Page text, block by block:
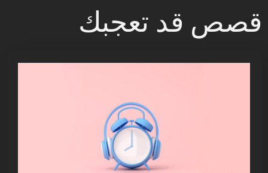
قصص قد تعجبك